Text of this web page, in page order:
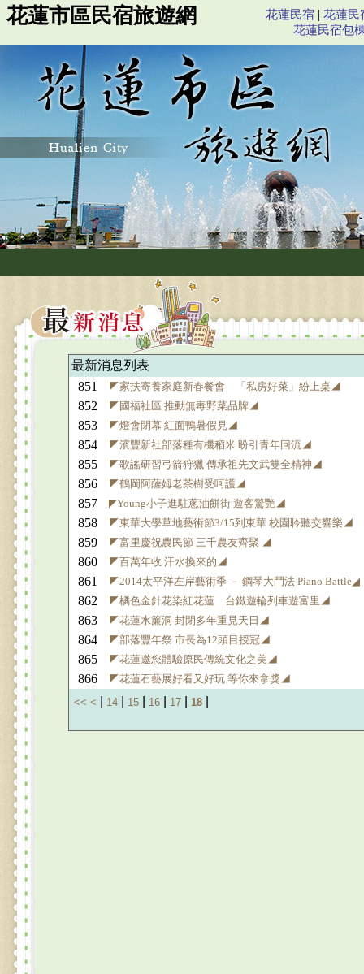
花蓮市區民宿旅遊網 花蓮民宿 | 花蓮民
花蓮民宿包
最新消息列表
851
◤家扶寄養家庭新春餐會 「私房好菜」紛上桌◢
852 ◤國福社區 推動無毒野菜品牌◢
853 ◤燈會閉幕 紅面鴨暑假見◢
854 ◤濱豐新社部落種有機稻米 盼引青年回流◢
855 ◤歌謠研習弓箭狩獵 傳承祖先文武雙全精神◢
856 ◤鶴岡阿薩姆老茶樹受呵護◢
857 ◤Young小子進駐蔥油餅街 遊客驚艷◢
858 ◤東華大學草地藝術節3/15到東華 校園聆聽交響樂◢
859 ◤富里慶祝農民節 三千農友齊聚 ◢
860 ◤百萬年收 汗水換來的◢
861 ◤2014太平洋左岸藝術季 － 鋼琴大鬥法 Piano Battle◢
862 ◤橘色金針花染紅花蓮 台鐵遊輪列車遊富里◢
863 ◤花蓮水簾洞 封閉多年重見天日◢
864 ◤部落豐年祭 市長為12頭目授冠◢
865 ◤花蓮邀您體驗原民傳統文化之美◢
866
◤花蓮石藝展好看又好玩 等你來拿獎◢
<< < 14 15 16 17 18